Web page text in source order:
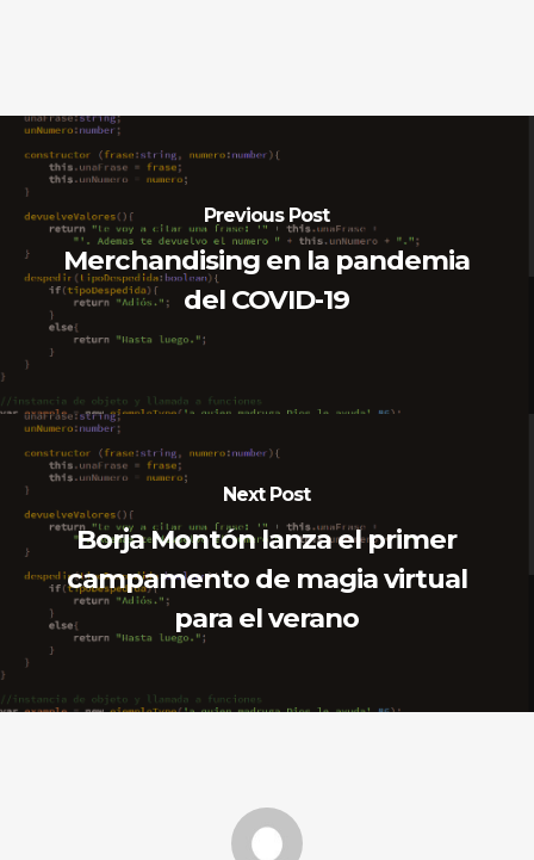
Previous Post
Merchandising en la pandemia
del COVID-19
Next Post
Borja Montón lanza el primer
campamento de magia virtual
para el verano